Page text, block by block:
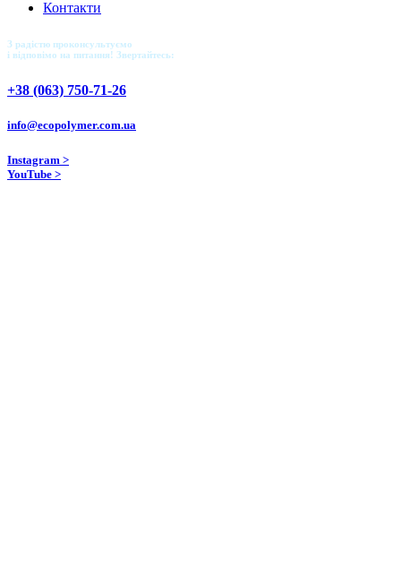
Контакти
З радістю проконсультуємо
і відповімо на питання! Звертайтесь:
+38 (063) 750-71-26
info@ecopolymer.com.ua
Instagram >
YouTube >